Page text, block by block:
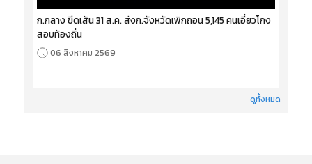
ก.กลาง ขีดเส้น 31 ส.ค. ส่งก.จังหวัดเพิกถอน 5,145 คนเอี่ยวโกง
สอบท้องถิ่น
06 สิงหาคม 2569
ดูทั้งหมด